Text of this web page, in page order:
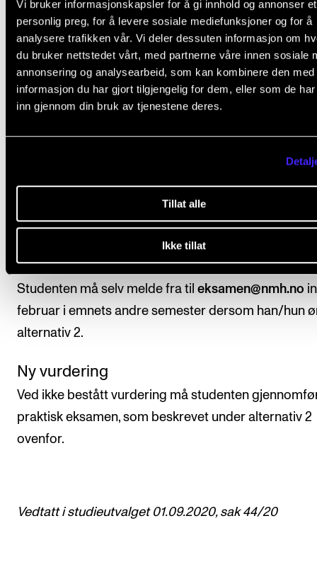
Vi bruker informasjonskapsler for å gi innhold og annonser et
personlig preg, for å levere sosiale mediefunksjoner og for å
analysere trafikken vår. Vi deler dessuten informasjon om
du bruker nettstedet vårt, med partnerne våre innen sosiale
annonsering og analysearbeid, som kan kombinere den med
informasjon du har gjort tilgjengelig for dem, eller som de
inn gjennom din bruk av tjenestene deres.
Tillat alle
Ikke tillat
minst 80 prosent av undervisningen i emnet. I tillegg
studenten spille ved minst én intern konsert per
Avsluttende vurdering fastsettes på grunnlag av en
individuell vurdering av studentens faglige nivå
arbeidet med emnet.
Alternativ 2
Avsluttende vurdering fastsettes på grunnlag av en
praktisk eksamen med minst to interne sensorer der
studenten framfører et selvvalgt program på ca. 15
minutter. Studenten vil i tillegg bli prøvet i prima
Studenten må selv melde fra til eksamen@nmh.no
februar i emnets andre semester dersom han/hun
alternativ 2.
Ny vurdering
Ved ikke bestått vurdering må studenten
praktisk eksamen, som beskrevet under alternativ 2
ovenfor.
Vedtatt i studieutvalget 01.09.2020, sak 44/20